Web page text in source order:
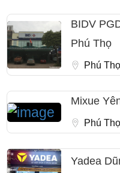
BIDV
Phú Thọ
Phú Thọ
Mixue
Phú Thọ
Yadea